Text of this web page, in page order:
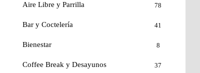
Aire Libre y Parrilla 78
Bar y Coctelería 41
Bienestar 8
Coffee Break y Desayunos 37